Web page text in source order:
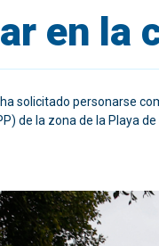
en la
solicitado personarse
de la zona de la Playa